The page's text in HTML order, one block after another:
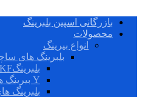
بازرگانی اسپین بلبرینگ
محصولات
انواع بیرینگ
بلبرینگ های
بلبرینگSKF
Y بیرینگ ها
بلبرینگ